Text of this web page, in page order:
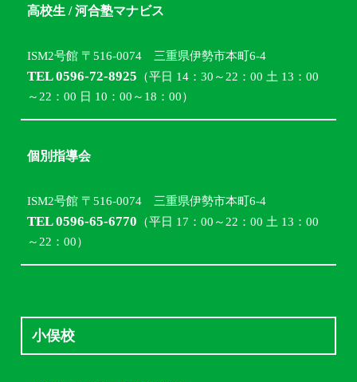
高校生 / 河合塾マナビス
ISM2号館 〒516-0074 三重県伊勢市本町6-4
TEL 0596-72-8925 （平日 14：30～22：00 土 13：00
～22：00 日 10：00～18：00）
個別指導会
ISM2号館 〒516-0074 三重県伊勢市本町6-4
TEL 0596-65-6770 （平日 17：00～22：00 土 13：00
～22：00）
小俣校